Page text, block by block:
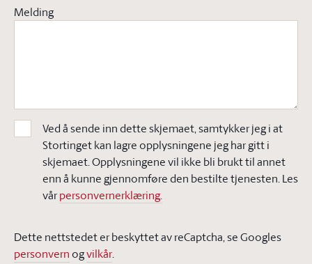
Melding
Ved å sende inn dette skjemaet, samtykker jeg i at
Stortinget kan lagre opplysningene jeg har gitt i
skjemaet. Opplysningene vil ikke bli brukt til annet
enn å kunne gjennomføre den bestilte tjenesten. Les
vårpersonvernerklæring.
Dette nettstedet er beskyttet av reCaptcha, se Googles
personvern ogvilkår.